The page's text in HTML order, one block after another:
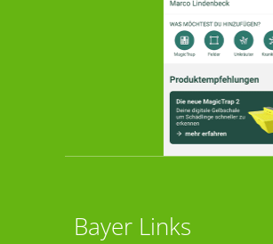
Bayer Links